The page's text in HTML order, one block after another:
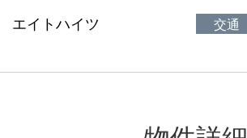
エイトハイツ 交通